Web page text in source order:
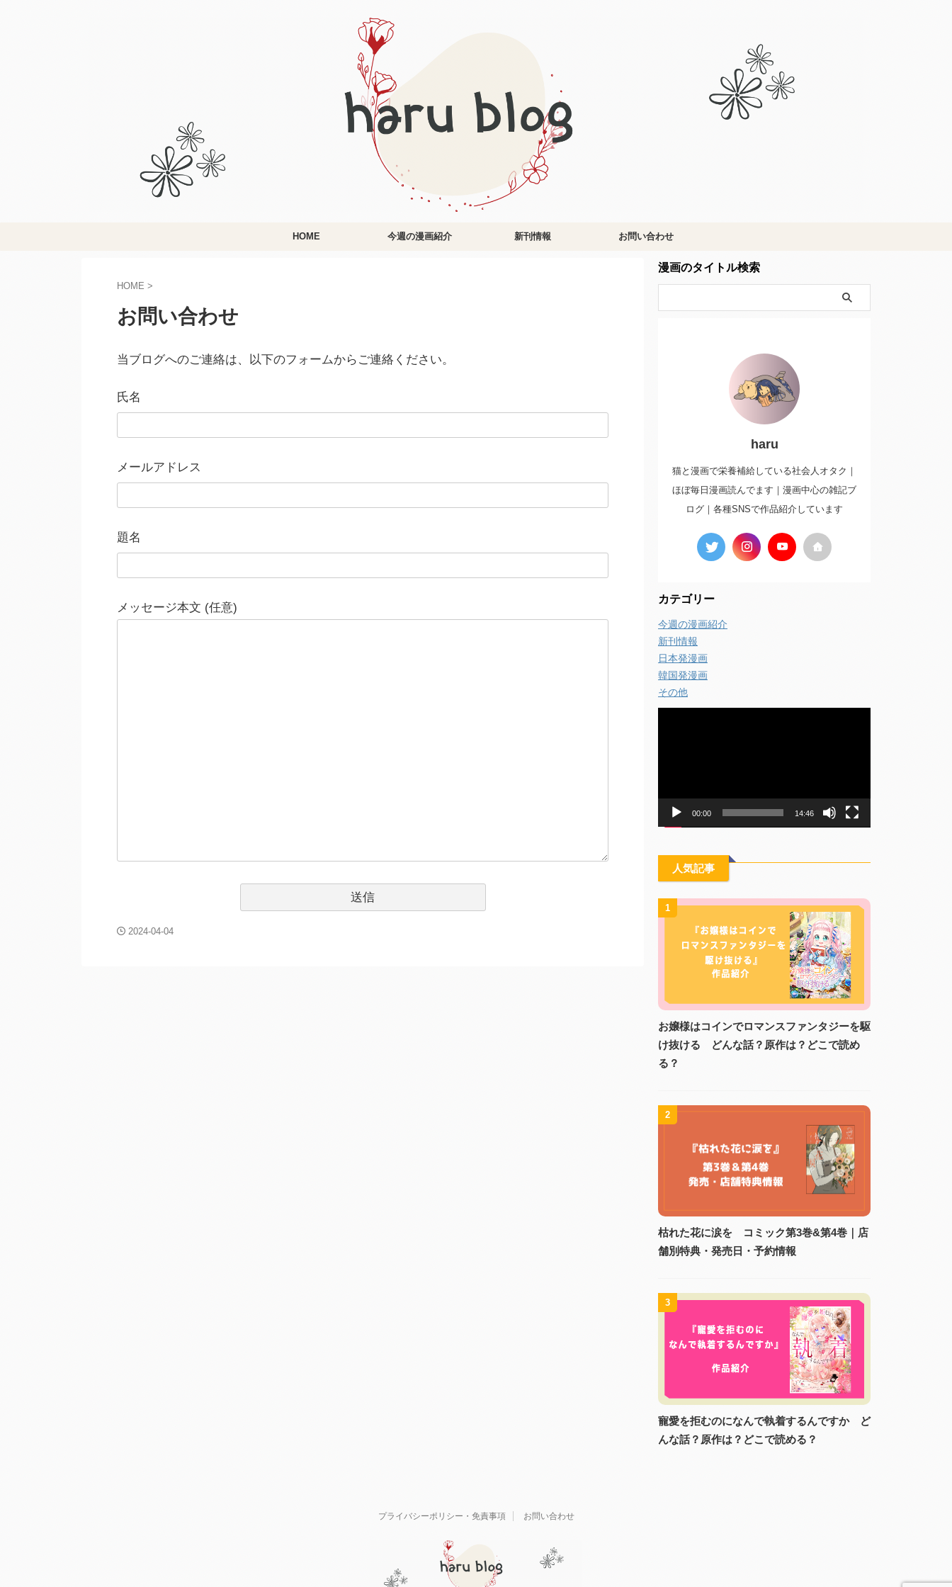
HOME 今週の漫画紹介 新刊情報 お問い合わせ
HOME >
お問い合わせ
当ブログへのご連絡は、以下のフォームからご連絡ください。
氏名
メールアドレス
題名
メッセージ本文 (任意)
2024-04-04
漫画のタイトル検索
haru
猫と漫画で栄養補給している社会人オタク｜
ほぼ毎日漫画読んでます｜漫画中心の雑記ブ
ログ｜各種SNSで作品紹介しています
カテゴリー
今週の漫画紹介
新刊情報
日本発漫画
韓国発漫画
その他
00:00 14:46
人気記事
1
お嬢様はコインでロマンスファンタジーを駆
け抜ける どんな話？原作は？どこで読め
る？
2
枯れた花に涙を コミック第3巻&第4巻｜店
舗別特典・発売日・予約情報
3
寵愛を拒むのになんで執着するんですか ど
んな話？原作は？どこで読める？
プライバシーポリシー・免責事項 お問い合わせ